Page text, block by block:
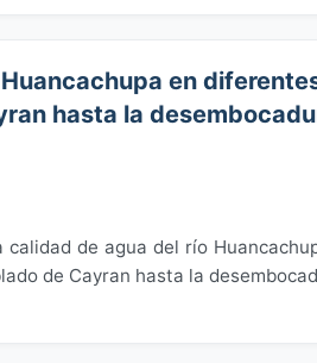
en
hasta la
de agua del río
de Cayran hasta la